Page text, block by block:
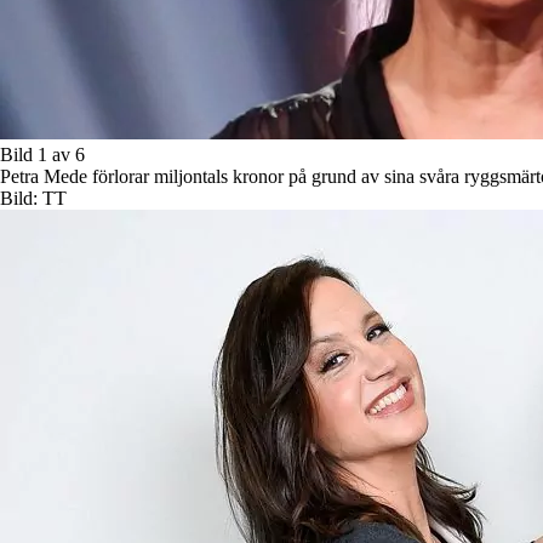
Bild 1 av 6
Petra Mede förlorar miljontals kronor på grund av sina svåra
Bild: TT